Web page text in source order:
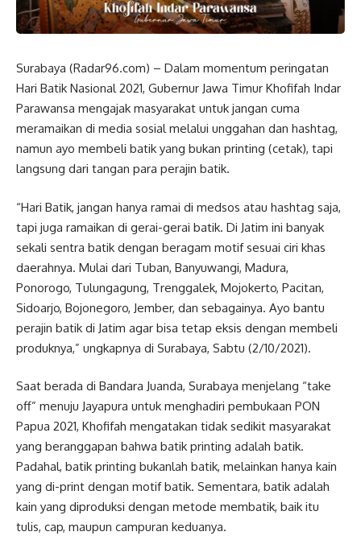
Surabaya (Radar96.com) – Dalam momentum peringatan
Hari Batik Nasional 2021, Gubernur Jawa Timur Khofifah Indar
Parawansa mengajak masyarakat untuk jangan cuma
meramaikan di media sosial melalui unggahan dan hashtag,
namun ayo membeli batik yang bukan printing (cetak), tapi
langsung dari tangan para perajin batik.
“Hari Batik, jangan hanya ramai di medsos atau hashtag saja,
tapi juga ramaikan di gerai-gerai batik. Di Jatim ini banyak
sekali sentra batik dengan beragam motif sesuai ciri khas
daerahnya. Mulai dari Tuban, Banyuwangi, Madura,
Ponorogo, Tulungagung, Trenggalek, Mojokerto, Pacitan,
Sidoarjo, Bojonegoro, Jember, dan sebagainya. Ayo bantu
perajin batik di Jatim agar bisa tetap eksis dengan membeli
produknya,” ungkapnya di Surabaya, Sabtu (2/10/2021).
Saat berada di Bandara Juanda, Surabaya menjelang “take
off” menuju Jayapura untuk menghadiri pembukaan PON
Papua 2021, Khofifah mengatakan tidak sedikit masyarakat
yang beranggapan bahwa batik printing adalah batik.
Padahal, batik printing bukanlah batik, melainkan hanya kain
yang di-print dengan motif batik. Sementara, batik adalah
kain yang diproduksi dengan metode membatik, baik itu
tulis, cap, maupun campuran keduanya.